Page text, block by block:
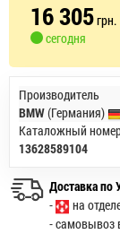
16 305грн.
сегодня
Производитель
BMW(Германия)
Каталожный
13628589104
Доставка по
-
на
- самовывоз